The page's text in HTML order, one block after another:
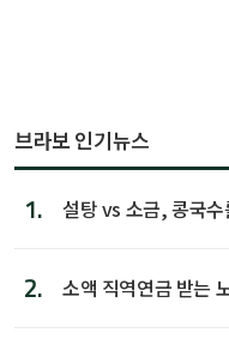
브라보 인기뉴스
1. 설탕 vs 소금, 콩국
2.
소액 직역연금 받는